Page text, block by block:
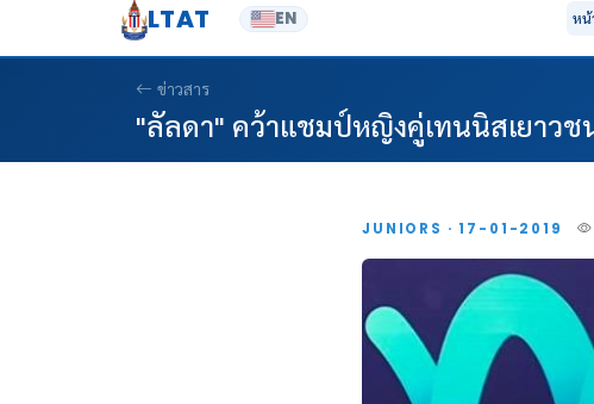
LTAT EN หน้
ข่าวสาร
"ลัลดา" คว้าแชมป์หญิงคู่เทนนิสเยาวช
JUNIORS · 17-01-2019